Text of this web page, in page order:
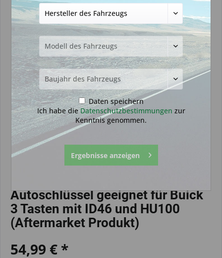
Autoschlüssel geeignet für Buick
3 Tasten mit ID46 und HU100
(Aftermarket Produkt)
54,99 € *
Daten speichern
Ich habe dieDatenschutzbestimmungen zur
Kenntnis genommen.
Ergebnisse anzeigen